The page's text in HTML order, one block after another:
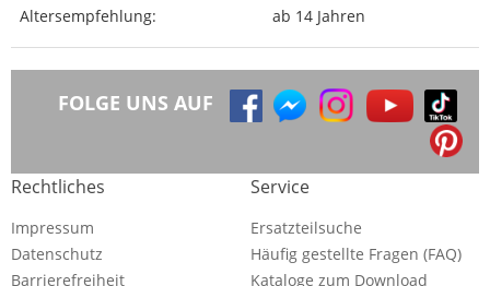
Altersempfehlung:
ab 14 Jahren
FOLGE UNS AUF
Rechtliches
Impressum
Datenschutz
Barrierefreiheit
Service
Ersatzteilsuche
Häufig gestellte Fragen (FAQ)
Kataloge zum Download